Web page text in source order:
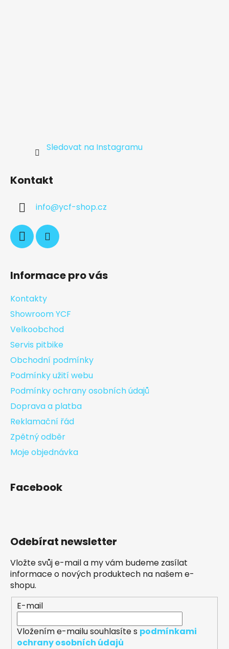
Sledovat na Instagramu
Kontakt
info@ycf-shop.cz
Informace pro vás
Kontakty
Showroom YCF
Velkoobchod
Servis pitbike
Obchodní podmínky
Podmínky užití webu
Podmínky ochrany osobních údajů
Doprava a platba
Reklamační řád
Zpětný odběr
Moje objednávka
Facebook
Odebírat newsletter
Vložte svůj e-mail a my vám budeme zasílat
informace o nových produktech na našem e-
shopu.
E-mail
Vložením e-mailu souhlasíte s podmínkami
ochrany osobních údajů